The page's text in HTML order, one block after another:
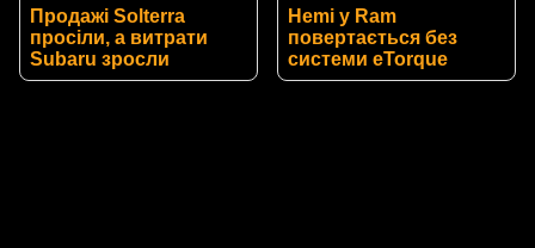
Продажі Solterra
просіли, а витрати
Subaru зросли
Hemi у Ram
повертається без
системи eTorque